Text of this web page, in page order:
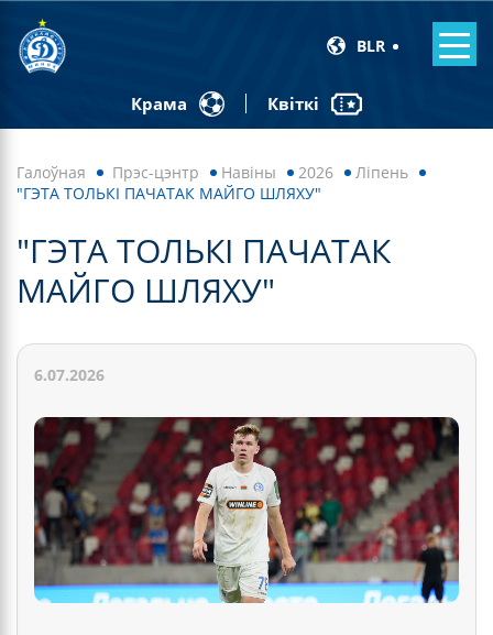
BLR
Крама Квіткі
Галоўная Прэс-цэнтр Навiны 2026
Ліпень
"ГЭТА ТОЛЬКІ ПАЧАТАК МАЙГО ШЛЯХУ"
"ГЭТА ТОЛЬКІ ПАЧАТАК
МАЙГО ШЛЯХУ"
6.07.2026